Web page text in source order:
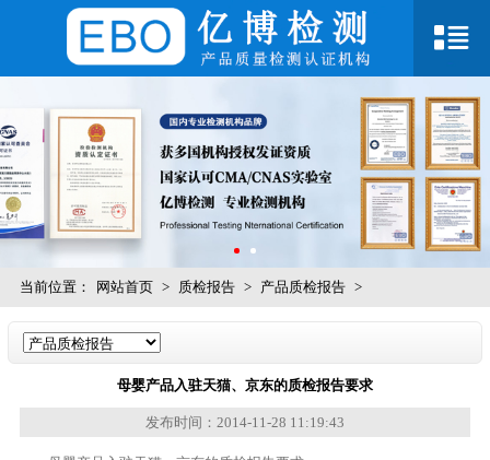
当前位置： 网站首页 > 质检报告 > 产品质检报告 >
母婴产品入驻天猫、京东的质检报告要求
发布时间：2014-11-28 11:19:43